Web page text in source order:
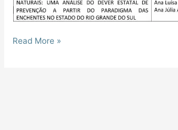
Read More »